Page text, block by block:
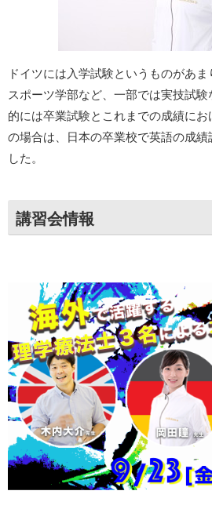
ドイツには入学試験というものがあ
スポーツ学部など、一部では実技試
的には卒業試験とこれまでの成績に
の場合は、日本の卒業校で英語の成
した。
講習会情報